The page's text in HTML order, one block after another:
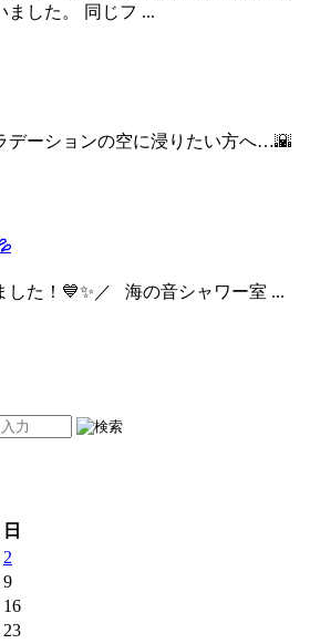
ました。 同じフ ...
デーションの空に浸りたい方へ…🌇
した！💙✨／ 海の音シャワー室 ...
日
2
9
16
23